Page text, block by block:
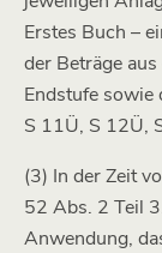
Erstes Buch –
der Beträge
Endstufe sowie
S 11Ü, S 12Ü,
(3) In der Zeit
52 Abs. 2 Teil
Anwendung,